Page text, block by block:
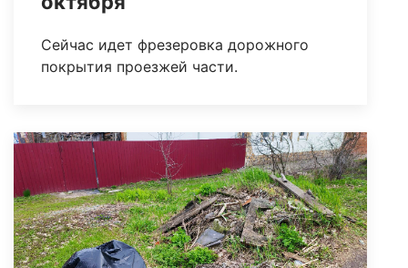
Сейчас идет фрезеровка дорожного
покрытия проезжей части.